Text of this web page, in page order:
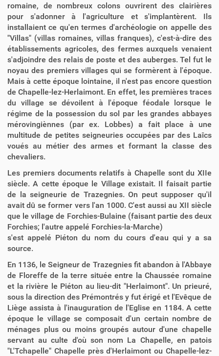
romaine, de nombreux colons ouvrirent des clairières
pour s'adonner à l'agriculture et s'implantèrent. Ils
installaient ce qu'en termes d'archéologie on appelle des
"Villas" (villas romaines, villas franques), c'est-à-dire des
établissements agricoles, des fermes auxquels venaient
s'adjoindre des relais de poste et des auberges. Tel fut le
noyau des premiers villages qui se formèrent à l'époque.
Mais à cette époque lointaine, il n'est pas encore question
de Chapelle-lez-Herlaimont. En effet, les premières traces
du village se dévoilent à l'époque féodale lorsque le
régime de la possession du sol par les grandes abbayes
mérovingiènnes (par ex. Lobbes) a fait place à une
multitude de petites seigneuries occupées par des Laîcs
voués au métier des armes et formant la classe des
chevaliers.
Les premiers documents relatifs à Chapelle sont du XIIe
siècle. A cette époque le Village existait. Il faisait partie
de la seigneurie de Trazegnies. On peut supposer qu'il
avait dû se former vers l'an 1000. C'est aussi au XII siècle
que le village de Forchies-Bulaine (faisant partie des deux
Forchies; l'autre appelé Forchies-la-Marche)
s'est appelé Piéton du nom du cours d'eau qui y a sa
source.
En 1136, le Seigneur de Trazegnies fit abandon à l'Abbaye
de Floreffe de la terre située entre la Chaussée romaine
et la rivière le Piéton au lieu-dit "Herlaimont". Un prieuré,
sous la direction des Prémontrés y fut érigé et l'Evêque de
Liège assista à l'inauguration de l'Eglise en 1184. A cette
époque le village se composait d'un certain nombre de
ménages plus ou moins groupés autour d'une chapelle
servant au culte d'où son nom La Chapelle, en patois
"L'Tchapelle" Chapelle près d'Herlaimont ou Chapelle-lez-